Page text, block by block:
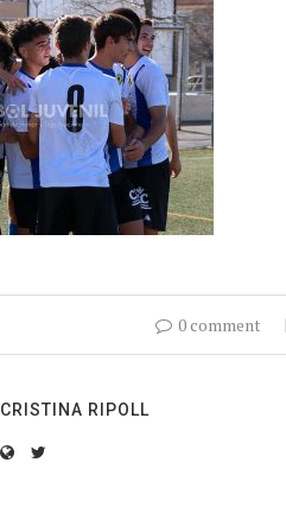
0 comment
CRISTINA RIPOLL